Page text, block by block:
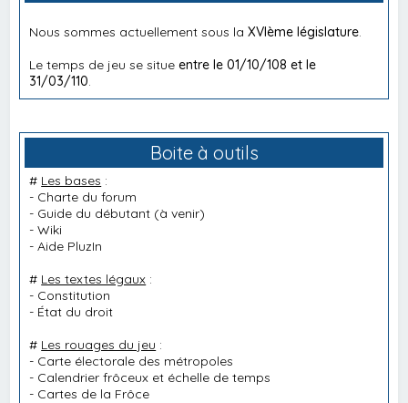
Nous sommes actuellement sous laXVIème législature
Le temps de jeu se situeentre le 01/10/108 et le
31/03/110
Boite à outils
# Les bases :
- Charte du forum
- Guide du débutant (à venir)
-Wiki
-Aide PluzIn
# Les textes légaux :
- Constitution
- État du droit
# Les rouages du jeu :
- Carte électorale des métropoles
- Calendrier frôceux et échelle de temps
- Cartes de la Frôce